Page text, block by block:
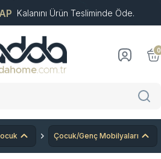
Kalanını Ürün Tesliminde Öde.
0
Çocuk/Genç Mobilyaları